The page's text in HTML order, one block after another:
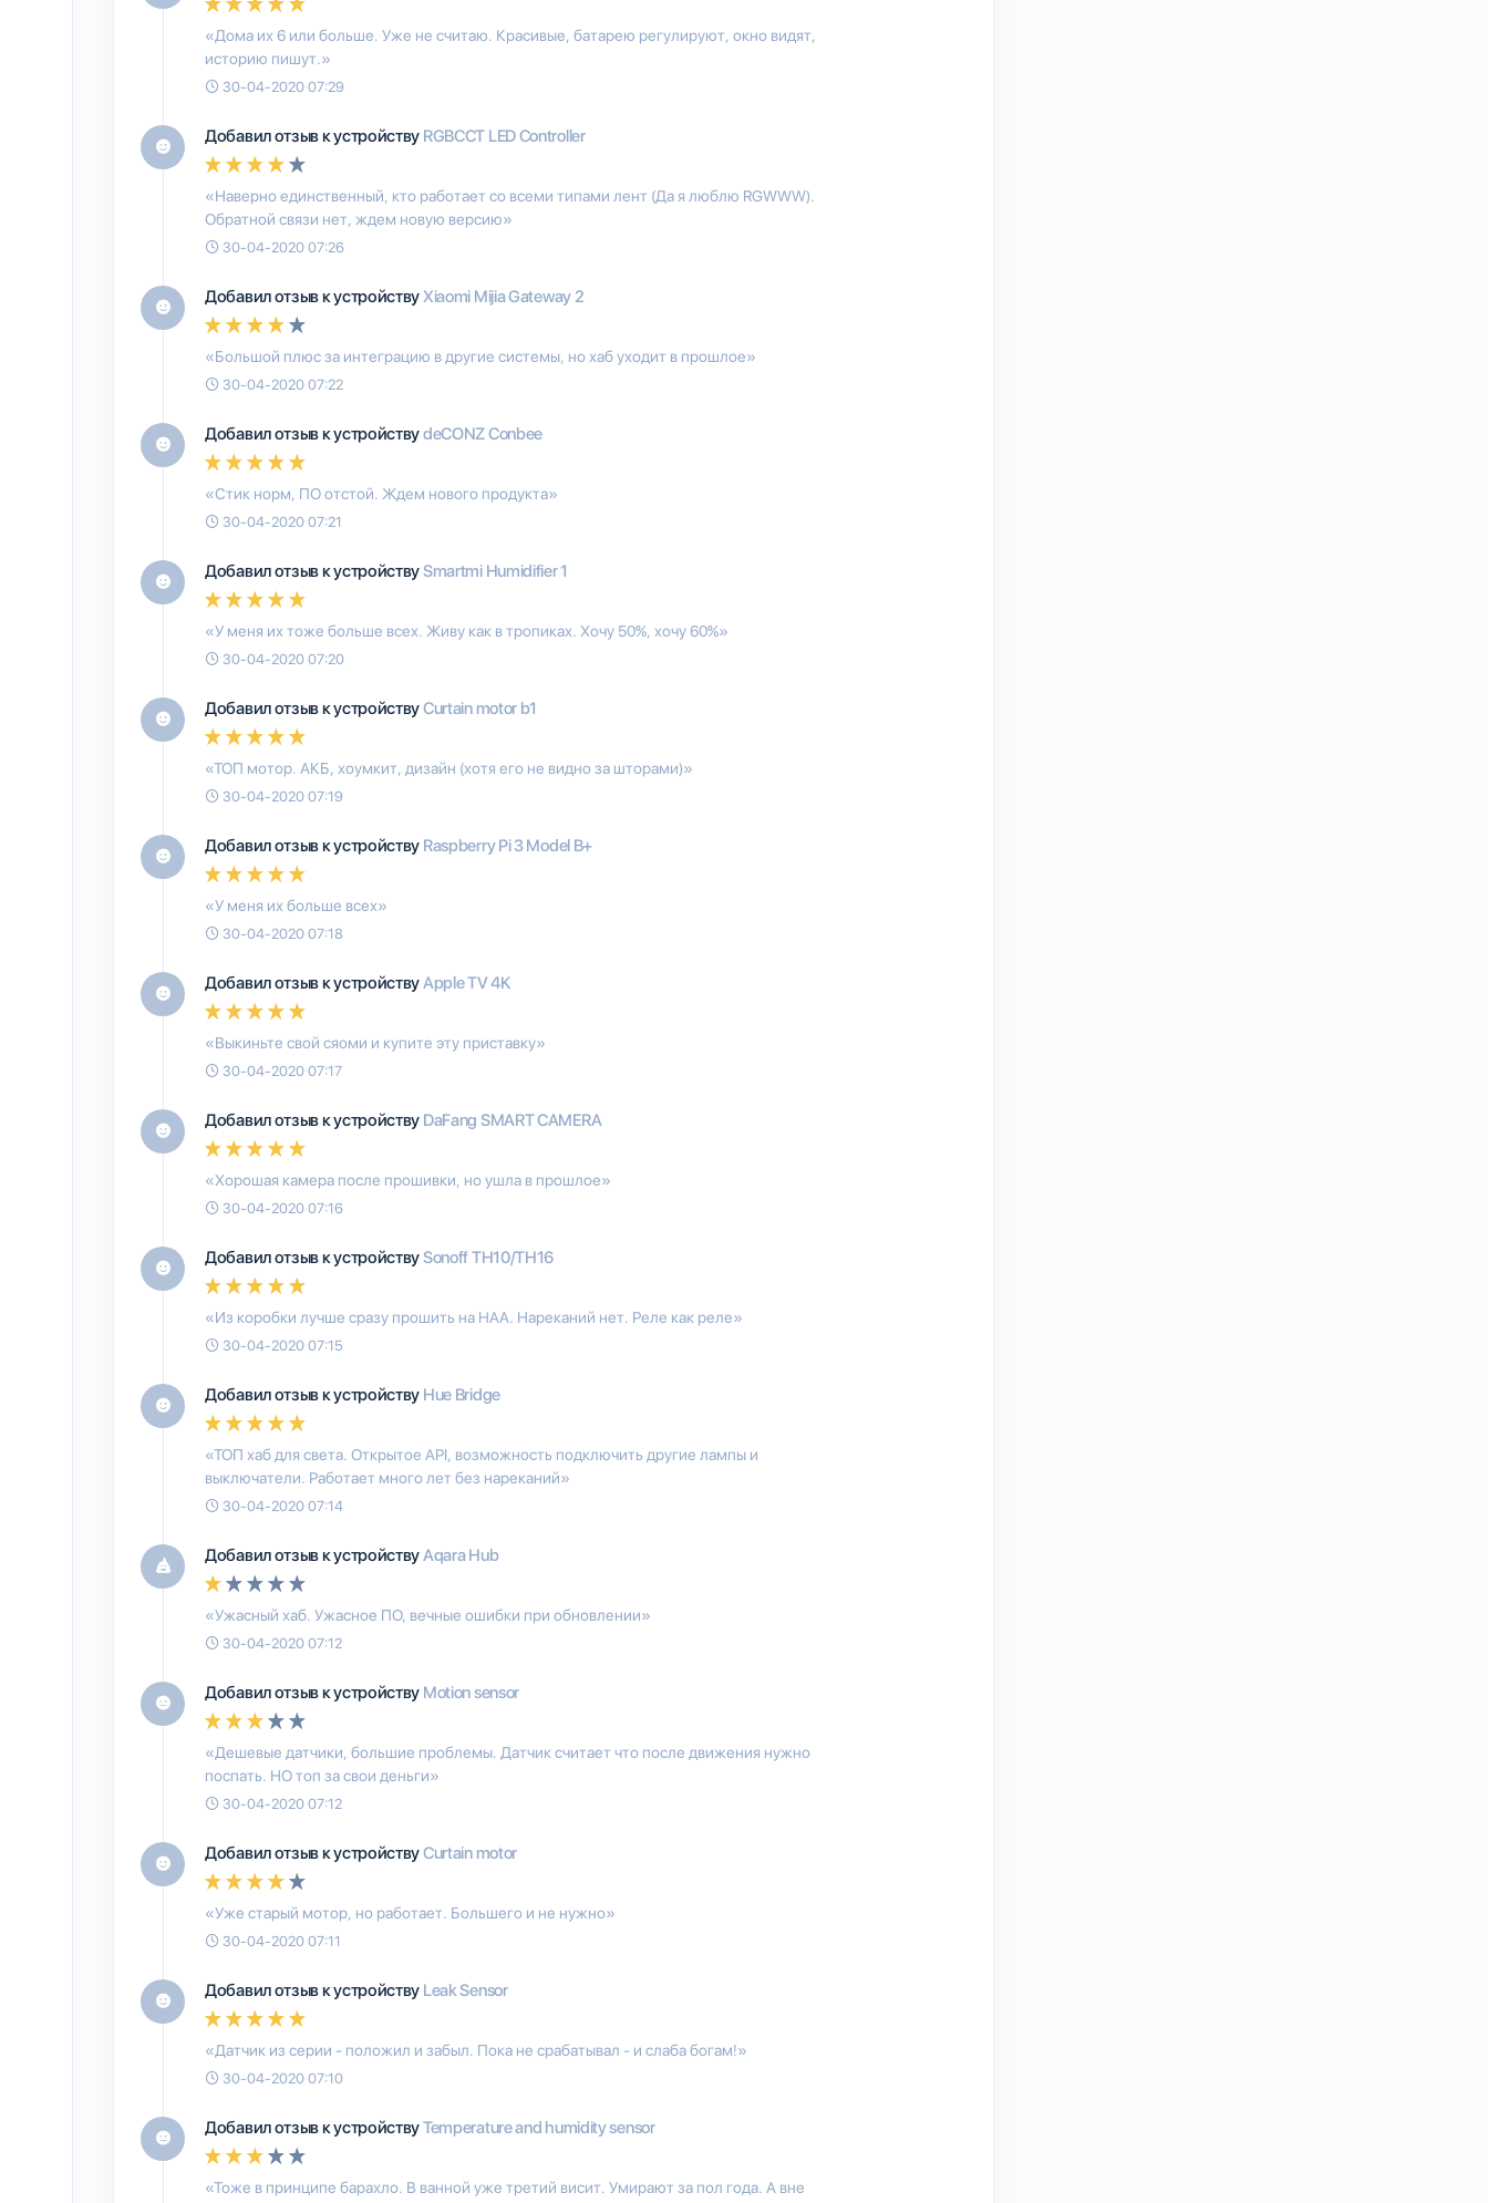
«Дома их 6 или больше. Уже не считаю. Красивые, батарею регулируют, окно видят,
историю пишут.»
30-04-2020 07:29
Добавил отзыв к устройству RGBCCT LED Controller
«Наверно единственный, кто работает со всеми типами лент (Да я люблю RGWWW).
Обратной связи нет, ждем новую версию»
30-04-2020 07:26
Добавил отзыв к устройствуXiaomi Mijia Gateway 2
«Большой плюс за интеграцию в другие системы, но хаб уходит в прошлое»
30-04-2020 07:22
Добавил отзыв к устройствуdeCONZ Conbee
«Стик норм, ПО отстой. Ждем нового продукта»
30-04-2020 07:21
Добавил отзыв к устройствуSmartmi Humidifier 1
«У меня их тоже больше всех. Живу как в тропиках. Хочу 50%, хочу 60%»
30-04-2020 07:20
Добавил отзыв к устройствуCurtain motor b1
«ТОП мотор. АКБ, хоумкит, дизайн (хотя его не видно за шторами)»
30-04-2020 07:19
Добавил отзыв к устройству Raspberry Pi 3 Model B+
«У меня их больше всех»
30-04-2020 07:18
Добавил отзыв к устройствуApple TV 4K
«Выкиньте свой сяоми и купите эту приставку»
30-04-2020 07:17
Добавил отзыв к устройству DaFang SMART CAMERA
«Хорошая камера после прошивки, но ушла в прошлое»
30-04-2020 07:16
Добавил отзыв к устройствуSonoff TH10/TH16
«Из коробки лучше сразу прошить на HAA. Нареканий нет. Реле как реле»
30-04-2020 07:15
Добавил отзыв к устройству Hue Bridge
«ТОП хаб для света. Открытое API, возможность подключить другие лампы и
выключатели. Работает много лет без нареканий»
30-04-2020 07:14
Добавил отзыв к устройствуAqara Hub
«Ужасный хаб. Ужасное ПО, вечные ошибки при обновлении»
30-04-2020 07:12
Добавил отзыв к устройству Motion sensor
«Дешевые датчики, большие проблемы. Датчик считает что после движения нужно
поспать. НО топ за свои деньги»
30-04-2020 07:12
Добавил отзыв к устройствуCurtain motor
«Уже старый мотор, но работает. Большего и не нужно»
30-04-2020 07:11
Добавил отзыв к устройству Leak Sensor
«Датчик из серии - положил и забыл. Пока не срабатывал - и слаба богам!»
30-04-2020 07:10
Добавил отзыв к устройствуTemperature and humidity sensor
«Тоже в принципе барахло. В ванной уже третий висит. Умирают за пол года. А вне